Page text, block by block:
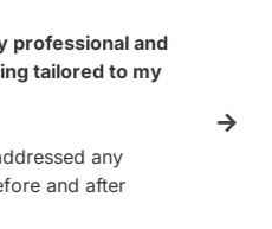
professional and
tailored to my
any
and after